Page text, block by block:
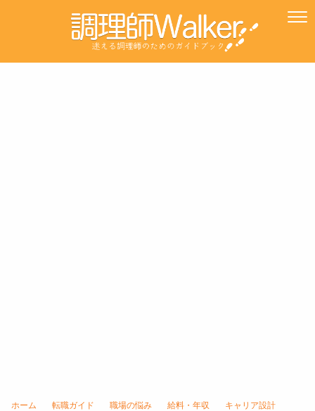
ホーム 転職ガイド 職場の悩み 給料・年収 キャリア設計